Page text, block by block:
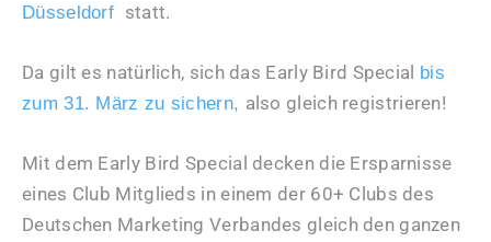
Düsseldorf statt.
Da gilt es natürlich, sich das Early Bird Special bis
zum 31. März zu sichern, also gleich registrieren!
Mit dem Early Bird Special decken die Ersparnisse
eines Club Mitglieds in einem der 60+ Clubs des
Deutschen Marketing Verbandes gleich den ganzen